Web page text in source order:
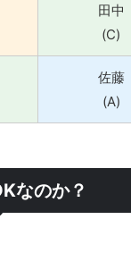
田中
(C)
佐藤
(A)
なのか？